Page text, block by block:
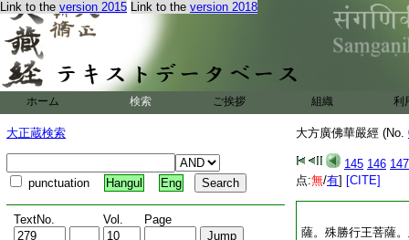
Link to the version 2015 Link to the version 2018
ホーム 検索 ご挨拶 組織 利
大正蔵検索
punctuation Hangul Eng
TextNo. Vol. Page
大方廣佛華嚴經 (No.
145 146 147
点:無/有] [CITE]
薩。殊勝行王菩薩